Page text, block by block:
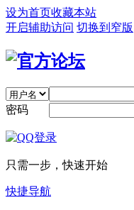
设为首页收藏本站
开启辅助访问 切换到窄版
密码
只需一步，快速开始
快捷导航